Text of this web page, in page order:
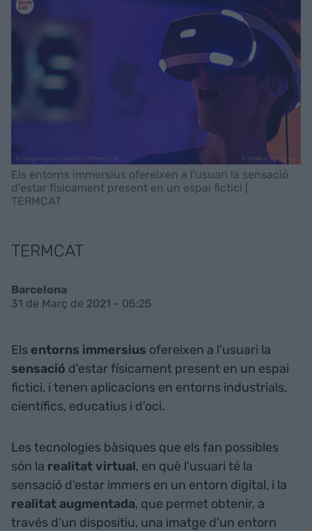
Els entorns immersius ofereixen a l'usuari la sensació
d'estar físicament present en un espai fictici |
TERMCAT
TERMCAT
Barcelona
31 de Març de 2021 - 05:25
Els entorns immersius ofereixen a l'usuari la
sensació d'estar físicament present en un espai
fictici, i tenen aplicacions en entorns industrials,
científics, educatius i d'oci.
Les tecnologies bàsiques que els fan possibles
són la realitat virtual, en què l'usuari té la
sensació d'estar immers en un entorn digital, i la
realitat augmentada, que permet obtenir, a
través d'un dispositiu, una imatge d'un entorn